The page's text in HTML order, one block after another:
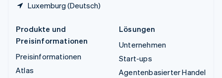
Luxemburg (Deutsch)
Produkte und
Preisinformationen
Preisinformationen
Atlas
Lösungen
Unternehmen
Start-ups
Agentenbasierter Handel